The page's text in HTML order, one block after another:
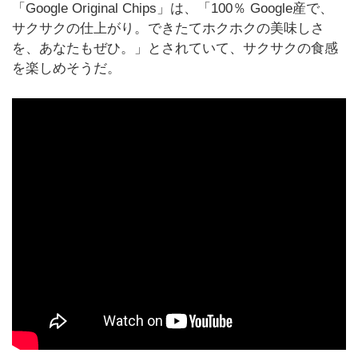
「Google Original Chips」は、「100％ Google産で、
サクサクの仕上がり。できたてホクホクの美味しさ
を、あなたもぜひ。」とされていて、サクサクの食感
を楽しめそうだ。